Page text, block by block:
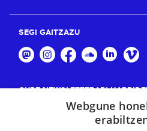
SEGI GAITZAZU
GURE NEWSLETTERARI
Webgune